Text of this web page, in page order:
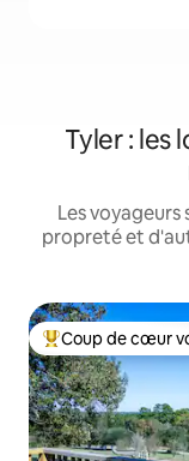
Tyler : les
Les
propreté et
Coup de cœur
Coup de cœur